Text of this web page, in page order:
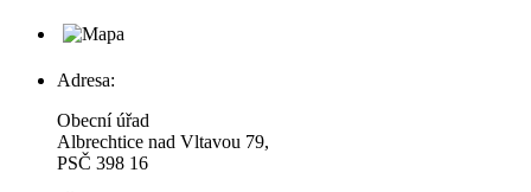
Adresa:
Obecní úřad
Albrechtice nad Vltavou 79,
PSČ 398 16